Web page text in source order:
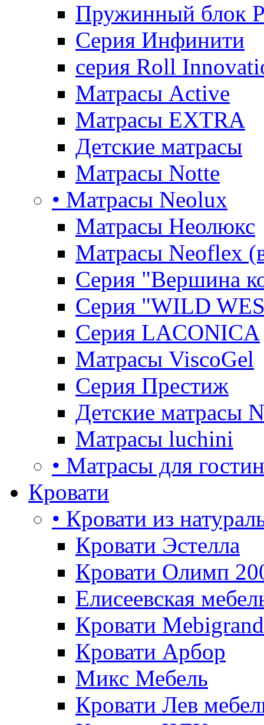
Пружинный блок
Серия Инфинити
серия Roll
Матрасы Active
Матрасы EXTRA
Детские матрасы
Матрасы Notte
• Матрасы Neolux
Матрасы Неолюкс
Матрасы Neoflex
Серия "Вершина
Серия "WILD
Серия LACONICA
Матрасы ViscoGel
Серия Престиж
Детские матрасы
Матрасы luchini
• Матрасы для
Кровати
• Кровати из
Кровати Эстелла
Кровати Олимп
Елисеевская
Кровати Mebigrand
Кровати Арбор
Микс Мебель
Кровати Лев